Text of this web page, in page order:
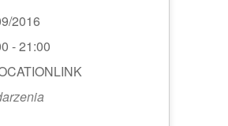
2016
- 21:00